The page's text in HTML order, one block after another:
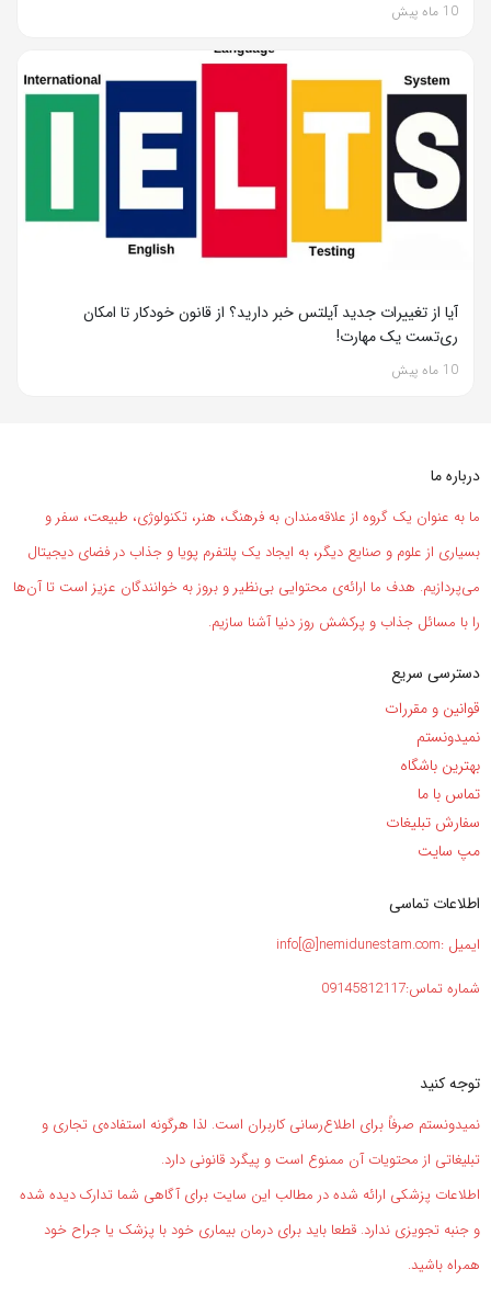
10 ماه پیش
آیا از تغییرات جدید آیلتس خبر دارید؟ از قانون خودکار تا امکان
ری‌تست یک مهارت!
10 ماه پیش
درباره ما
ما به عنوان یک گروه از علاقه‌مندان به فرهنگ، هنر، تکنولوژی، طبیعت، سفر و
بسیاری از علوم و صنایع دیگر، به ایجاد یک پلتفرم پویا و جذاب در فضای دیجیتال
می‌پردازیم. هدف ما ارائه‌ی محتوایی بی‌نظیر و بروز به خوانندگان عزیز است تا آن‌ها
را با مسائل جذاب و پرکشش روز دنیا آشنا سازیم.
دسترسی سریع
قوانین و مقررات
نمیدونستم
بهترین باشگاه
تماس با ما
سفارش تبلیغات
مپ سایت
اطلاعات تماسی
ایمیل :info[@]nemidunestam.com
شماره تماس:09145812117
توجه کنید
نمیدونستم صرفاً برای اطلاع‌رسانی کاربران است. لذا هرگونه استفاده‌ی تجاری و
تبلیغاتی از محتویات آن ممنوع است و پیگرد قانونی دارد.
اطلاعات پزشکی ارائه شده در مطالب این سایت برای آگاهی شما تدارک دیده شده
و جنبه تجویزی ندارد. قطعا باید برای درمان بیماری خود با پزشک یا جراح خود
همراه باشید.